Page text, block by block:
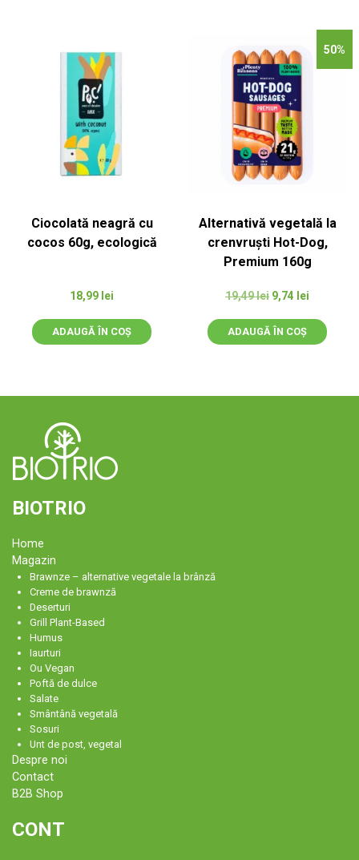
Ciocolată neagră cu
cocos 60g, ecologică
18,99 lei
ADAUGĂ ÎN COȘ
50%
Alternativă vegetală la
crenvruști Hot-Dog,
Premium 160g
19,49lei Prețul
a
fost:
9,74 lei
este:
9,74 lei.
ADAUGĂ ÎN COȘ
BIOTRIO
Home
Magazin
Brawnze – alternative vegetale la brânză
Creme de brawnză
Deserturi
Grill Plant-Based
Humus
Iaurturi
Ou Vegan
Poftă de dulce
Salate
Smântână vegetală
Sosuri
Unt de post, vegetal
Despre noi
Contact
B2B Shop
CONT